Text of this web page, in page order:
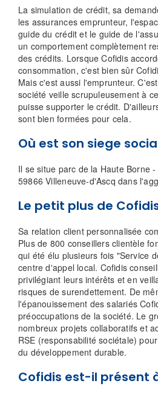
La simulation de crédit, sa
les assurances emprunteur,
guide du crédit et le guide de
un comportement complètement
des crédits. Lorsque Cofidis
consommation, c'est bien sûr
Mais c'est aussi l'emprunteur.
société veille scrupuleusement à
puisse supporter le crédit.
sont bien formées pour cela.
Où est son siege
Il se situe parc de la Haute Borne
59866 Villeneuve-d'Ascq dans
Le petit plus de
Sa relation client personnalisée
Plus de 800 conseillers clientèle
qui été élu plusieurs fois "Service
centre d'appel local. Cofidis
privilégiant leurs intérêts et en
risques de surendettement. De
l'épanouissement des salariés
préoccupations de la société. Le
nombreux projets collaboratifs et
RSE (responsabilité sociétale)
du développement durable.
Cofidis est-il présent